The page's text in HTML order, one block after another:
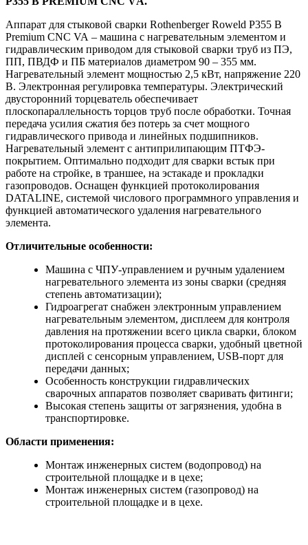
Аппарат для стыковой сварки Rothenberger Roweld P355 B
Premium CNC VA – машина с нагревательным элементом и
гидравлическим приводом для стыковой сварки труб из ПЭ,
ПП, ПВДФ и ПБ материалов диаметром 90 – 355 мм.
Нагревательный элемент мощностью 2,5 кВт, напряжение 220
В. Электронная регулировка температуры. Электрический
двусторонний торцеватель обеспечивает
плоскопараллельность торцов труб после обработки. Точная
передача усилия сжатия без потерь за счет мощного
гидравлического привода и линейных подшипников.
Нагревательный элемент с антиприлипающим ПТФЭ-
покрытием. Оптимально подходит для сварки встык при
работе на стройке, в траншее, на эстакаде и прокладки
газопроводов. Оснащен функцией протоколирования
DATALINE, системой числового программного управления и
функцией автоматического удаления нагревательного
элемента.
Отличительные особенности:
Машина с ЧПУ-управлением и ручным удалением
нагревательного элемента из зоны сварки (средняя
степень автоматизации);
Гидроагрегат снабжен электронным управлением
нагревательным элементом, дисплеем для контроля
давления на протяжении всего цикла сварки, блоком
протоколирования процесса сварки, удобный цветной
дисплей с сенсорным управлением, USB-порт для
передачи данных;
Особенность конструкции гидравлических
сварочных аппаратов позволяет сваривать фитинги;
Высокая степень защиты от загрязнения, удобна в
транспортировке.
Области применения:
Монтаж инженерных систем (водопровод) на
строительной площадке и в цехе;
Монтаж инженерных систем (газопровод) на
строительной площадке и в цехе.